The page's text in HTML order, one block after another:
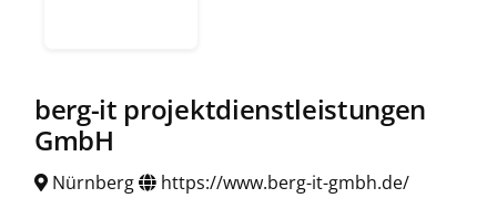
berg-it projektdienstleistungen
GmbH
Nürnberg https://www.berg-it-gmbh.de/